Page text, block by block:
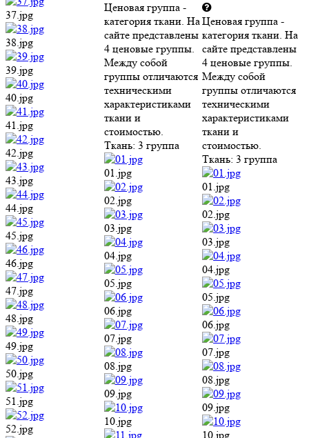
37.jpg
38.jpg
39.jpg
40.jpg
41.jpg
42.jpg
43.jpg
44.jpg
45.jpg
46.jpg
47.jpg
48.jpg
49.jpg
50.jpg
51.jpg
52.jpg
Ценовая группа -
категория ткани. На
сайте представлены
4 ценовые группы.
Между собой
группы отличаются
техническими
характеристиками
ткани и
стоимостью.
Ткань: 3 группа
01.jpg
02.jpg
03.jpg
04.jpg
05.jpg
06.jpg
07.jpg
08.jpg
09.jpg
10.jpg
Ценовая группа -
категория ткани. На
сайте представлены
4 ценовые группы.
Между собой
группы отличаются
техническими
характеристиками
ткани и
стоимостью.
Ткань: 3 группа
01.jpg
02.jpg
03.jpg
04.jpg
05.jpg
06.jpg
07.jpg
08.jpg
09.jpg
10.jpg